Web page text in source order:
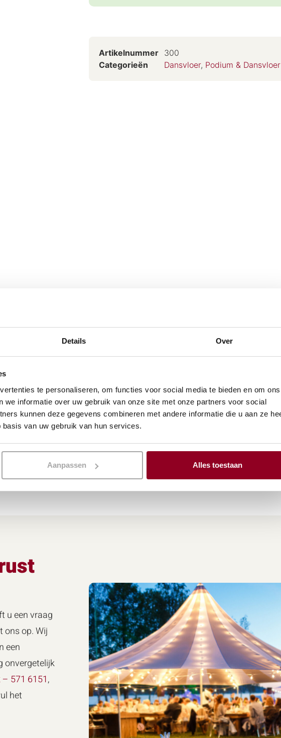
Details Over
te personaliseren, om functies voor social media te bieden en om ons
we informatie over uw gebruik van onze site met onze partners voor social
kunnen deze gegevens combineren met andere informatie die u aan ze
van uw gebruik van hun services.
Aanpassen Alles toestaan
Artikelnummer 300
Categorieën
Dansvloer, Podium & Dansvloer
u een vraag
ons op. Wij
een
onvergetelijk
– 571 6151,
het